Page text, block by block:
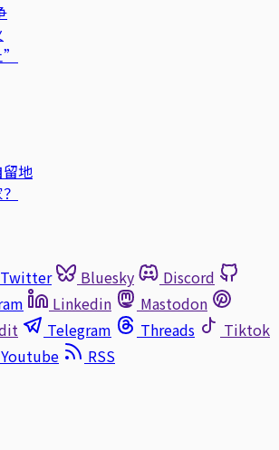
地
Twitter Bluesky
Discord
Linkedin
Mastodon
Telegram Threads
Tiktok
Youtube
RSS